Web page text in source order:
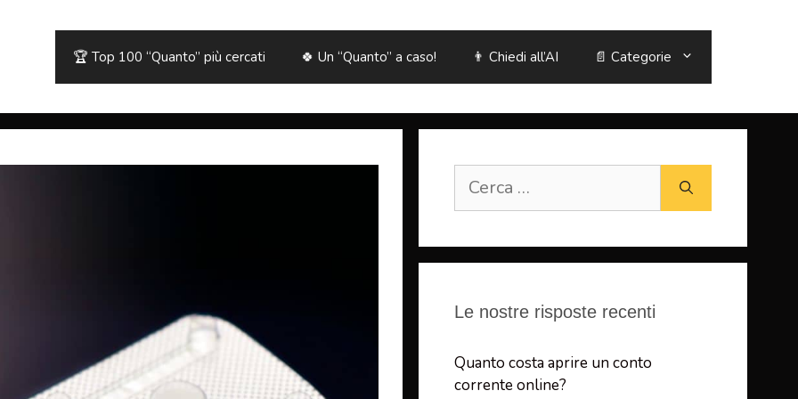
🏆 Top 100 “Quanto” più cercati 🍀 Un “Quanto” a caso! 👨 Chiedi all’AI 📄 Categorie
per:
Le nostre risposte recenti
Quanto costa aprire un conto
corrente online?